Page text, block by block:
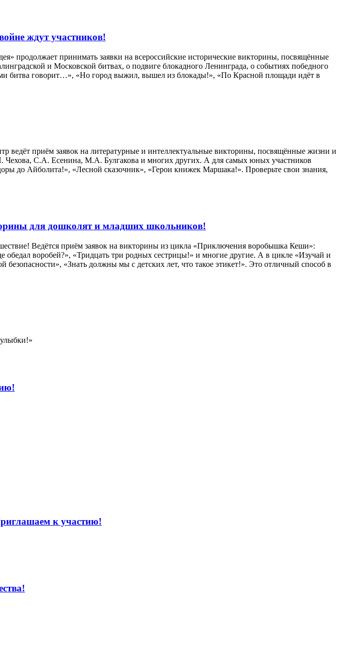
ждут участников!
продолжает принимать заявки на всероссийские исторические викторины, посвящённые
и Московской битвах, о подвиге блокадного Ленинграда, о событиях победного
битва говорит…», «Но город выжил, вышел из блокады!», «По Красной площади идёт в
ведёт приём заявок на литературные и интеллектуальные викторины, посвящённые жизни и
С.А. Есенина, М.А. Булгакова и многих других. А для самых юных участников
Айболита!», «Лесной сказочник», «Герои книжек Маршака!». Проверьте свои знания,
для дошколят и младших школьников!
Ведётся приём заявок на викторины из цикла «Приключения воробышка Кеши»:
воробей?», «Тридцать три родных сестрицы!» и многие другие. А в цикле «Изучай и
«Знать должны мы с детских лет, что такое этикет!». Это отличный способ в
к участию!